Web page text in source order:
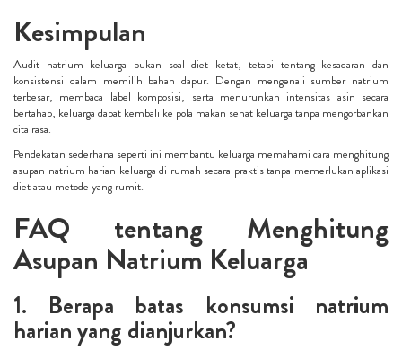
Kesimpulan
Audit natrium keluarga bukan soal diet ketat, tetapi tentang kesadaran dan
konsistensi dalam memilih bahan dapur. Dengan mengenali sumber natrium
terbesar, membaca label komposisi, serta menurunkan intensitas asin secara
bertahap, keluarga dapat kembali ke pola makan sehat keluarga tanpa mengorbankan
cita rasa.
Pendekatan sederhana seperti ini membantu keluarga memahami cara menghitung
asupan natrium harian keluarga di rumah secara praktis tanpa memerlukan aplikasi
diet atau metode yang rumit.
FAQ tentang Menghitung
Asupan Natrium Keluarga
1. Berapa batas konsumsi natrium
harian yang dianjurkan?